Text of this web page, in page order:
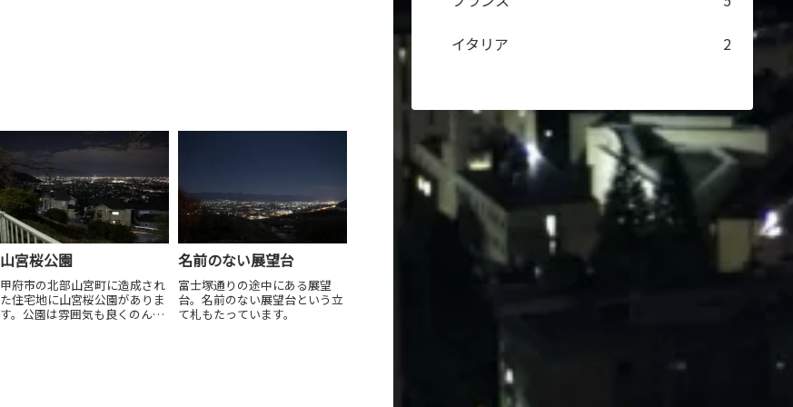
山宮桜公園
甲府市の北部山宮町に造成され
た住宅地に山宮桜公園がありま
す。公園は雰囲気も良くのんび
名前のない展望台
富士塚通りの途中にある展望
台。名前のない展望台という立
て札もたっています。
イタリア
2